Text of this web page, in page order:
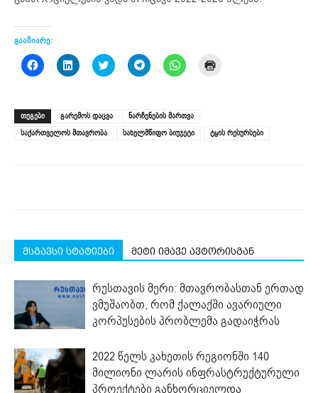
გააზიარე:
Click
to
(Opens
in
new
window)
Click
to
(Opens
in
new
window)
Click
to
(Opens
in
new
window)
Click
to
(Opens
in
new
window)
Click
to
in
new
window)
ᲗᲔᲒᲔᲑᲘ გარემოს დაცვა
ნარჩენების მართვა
საქართველოს მთავრობა
სახელმწიფო ბიუჯეტი ტყის რესურსები
მსგავსი სტატიები მეტი იმავე ავტორისგან
რუსთავის მერი: მთავრობასთან ერთად
ვმუშაობთ, რომ ქალაქში ავარიული
კორპუსების პრობლემა გადაიჭრას
2022 წელს კახეთის რეგიონში 140
მილიონი ლარის ინფრასტრუქტურული
პროექტები განხორციელდა